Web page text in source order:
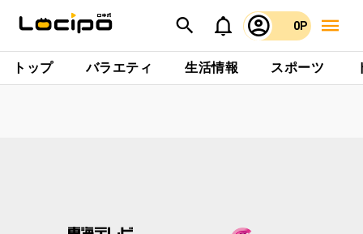
0P
トップ バラエティ 生活情報 スポーツ